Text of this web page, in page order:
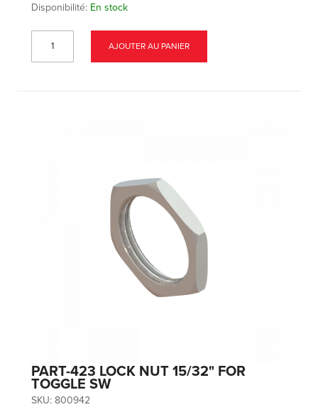
Disponibilité: En stock
AJOUTER AU PANIER
PART-423 LOCK NUT 15/32" FOR
TOGGLE SW
SKU: 800942